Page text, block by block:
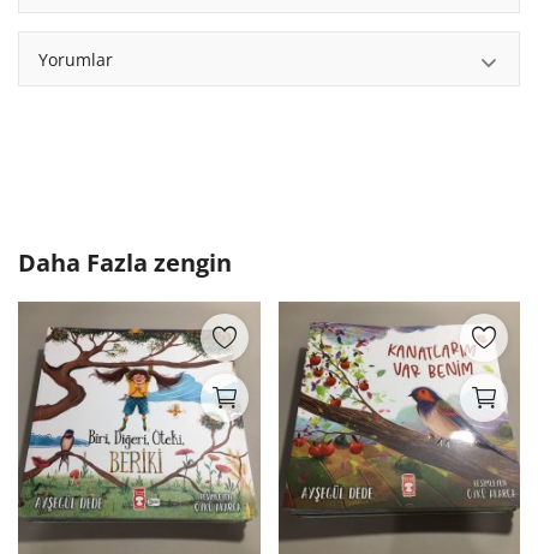
Yorumlar
Daha Fazla zengin